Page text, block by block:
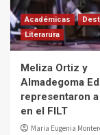
Académicas
Literarura
Meliza Ortiz y
Almadegoma
representaron
en el FILT
Maria Eugenia